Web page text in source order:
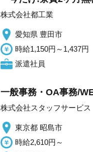
株式会社都工業
愛知県 豊田市
時給1,150円～1,437円
派遣社員
一般事務・OA事務/
株式会社スタッフサービス
東京都 昭島市
時給2,610円～